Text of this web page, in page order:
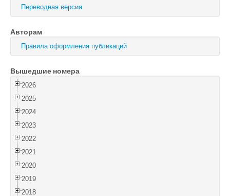
Физика и техника полупроводников
Оптика и спектроскопия
Поиск
Войти
Переводная версия
Авторам
Правила оформления публикаций
Вышедшие номера
2026
2025
2024
2023
2022
2021
2020
2019
2018